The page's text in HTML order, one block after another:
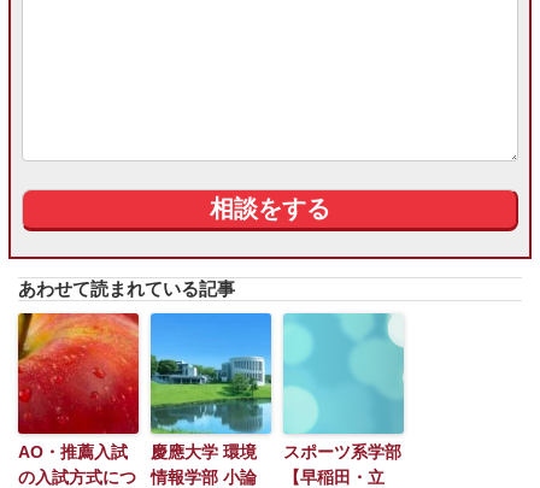
あわせて読まれている記事
AO・推薦入試
の入試方式につ
慶應大学 環境
情報学部 小論
スポーツ系学部
【早稲田・立